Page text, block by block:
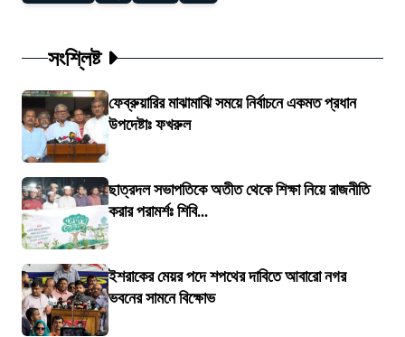
সংশ্লিষ্ট
ফেব্রুয়ারির মাঝামাঝি সময়ে নির্বাচনে একমত প্রধান
উপদেষ্টাঃ ফখরুল
ছাত্রদল সভাপতিকে অতীত থেকে শিক্ষা নিয়ে রাজনীতি
করার পরামর্শঃ শিবি...
ইশরাকের মেয়র পদে শপথের দাবিতে আবারো নগর
ভবনের সামনে বিক্ষোভ